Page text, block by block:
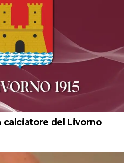
calciatore del Livorno